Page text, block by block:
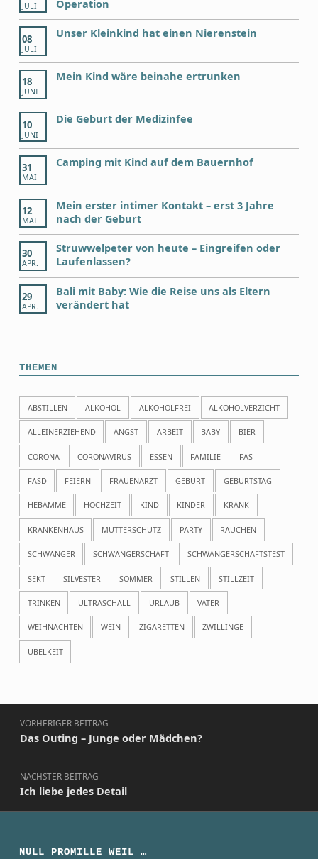
JULI Operation
08
JULI
Unser Kleinkind hat einen Nierenstein
18
JUNI
Mein Kind wäre beinahe ertrunken
10
JUNI
Die Geburt der Medizinfee
31
MAI
Camping mit Kind auf dem Bauernhof
12
MAI
Mein erster intimer Kontakt – erst 3 Jahre
nach der Geburt
30
APR.
Struwwelpeter von heute – Eingreifen oder
Laufenlassen?
29
APR.
Bali mit Baby: Wie die Reise uns als Eltern
verändert hat
THEMEN
ABSTILLEN ALKOHOL ALKOHOLFREI ALKOHOLVERZICHT
ALLEINERZIEHEND ANGST ARBEIT BABY BIER
CORONA CORONAVIRUS ESSEN FAMILIE FAS
FASD FEIERN FRAUENARZT GEBURT GEBURTSTAG
HEBAMME HOCHZEIT KIND KINDER KRANK
KRANKENHAUS MUTTERSCHUTZ PARTY RAUCHEN
SCHWANGER SCHWANGERSCHAFT SCHWANGERSCHAFTSTEST
SEKT SILVESTER SOMMER STILLEN STILLZEIT
TRINKEN ULTRASCHALL URLAUB VÄTER
WEIHNACHTEN WEIN ZIGARETTEN ZWILLINGE
ÜBELKEIT
Beitragsnavigation
VORHERIGER BEITRAG
Das Outing – Junge oder Mädchen?
NÄCHSTER BEITRAG
Ich liebe jedes Detail
NULL PROMILLE WEIL …